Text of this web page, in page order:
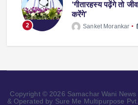
3
हालैंड अपने साथ ले आए
जानकर रह जाएंगे हैरान
Sanket Morankar
Copyright © 2026 Samachar Wani
& Operated by Sure Me Multipurpose